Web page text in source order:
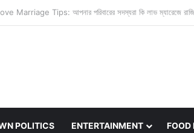
POLITICS ENTERTAINMENT FOOD